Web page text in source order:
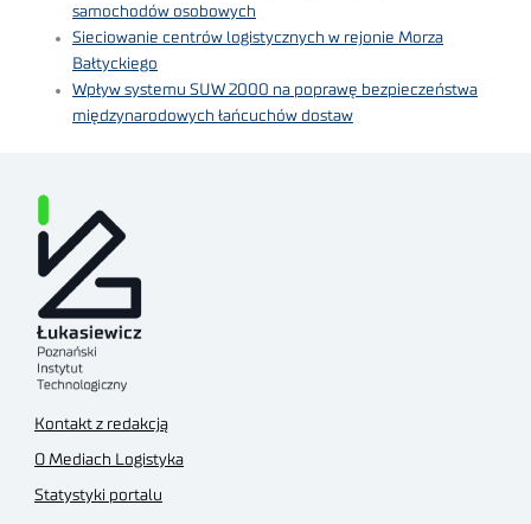
samochodów osobowych
Sieciowanie centrów logistycznych w rejonie Morza
Bałtyckiego
Wpływ systemu SUW 2000 na poprawę bezpieczeństwa
międzynarodowych łańcuchów dostaw
Kontakt z redakcją
O Mediach Logistyka
Statystyki portalu